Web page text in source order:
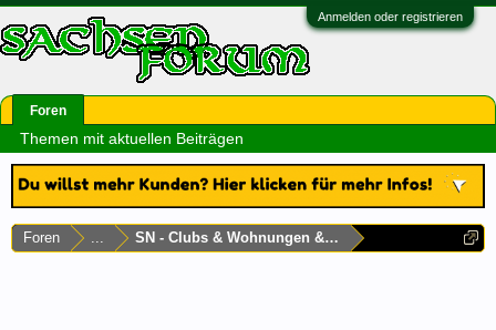
Anmelden oder registrieren
Foren ... SN - Clubs & Wohnungen & Laufhäuser
Foren
Themen mit aktuellen Beiträgen